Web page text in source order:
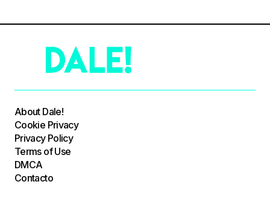
About Dale!
Cookie Privacy
Privacy Policy
Terms of Use
DMCA
Contacto